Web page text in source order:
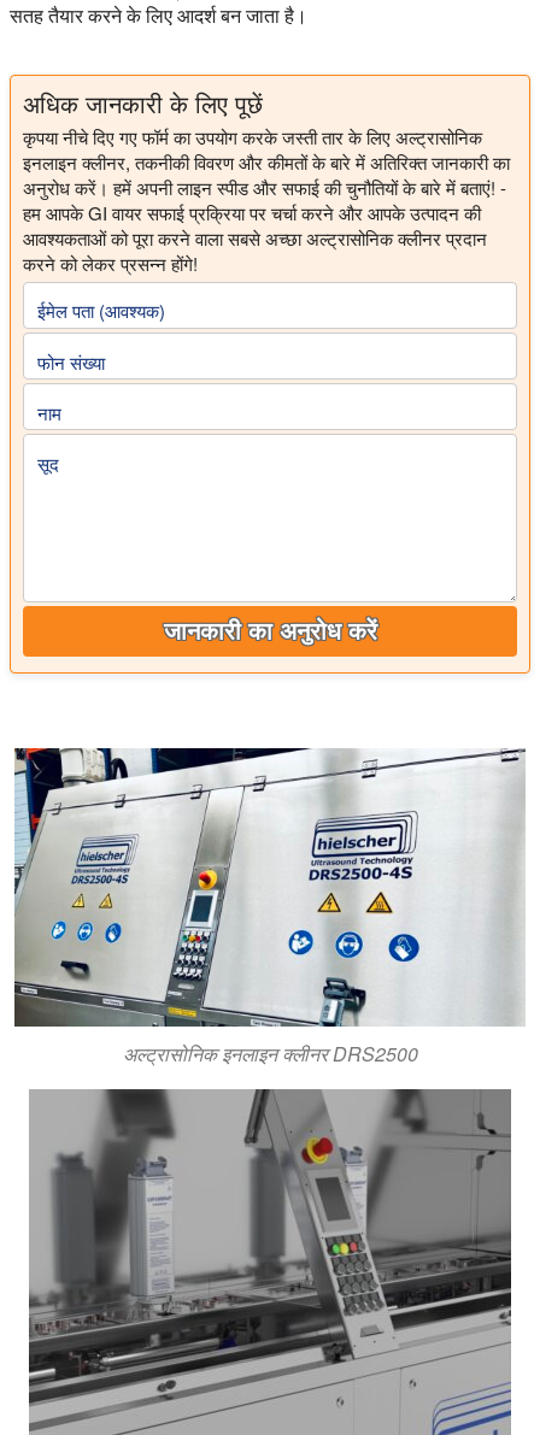
सतह तैयार करने के लिए आदर्श बन जाता है।
अधिक जानकारी के लिए पूछें
कृपया नीचे दिए गए फॉर्म का उपयोग करके जस्ती तार के लिए अल्ट्रासोनिक
इनलाइन क्लीनर, तकनीकी विवरण और कीमतों के बारे में अतिरिक्त जानकारी का
अनुरोध करें। हमें अपनी लाइन स्पीड और सफाई की चुनौतियों के बारे में बताएं! -
हम आपके GI वायर सफाई प्रक्रिया पर चर्चा करने और आपके उत्पादन की
आवश्यकताओं को पूरा करने वाला सबसे अच्छा अल्ट्रासोनिक क्लीनर प्रदान
करने को लेकर प्रसन्न होंगे!
ईमेल पता (आवश्यक)
फोन संख्या
नाम
सूद
जानकारी का अनुरोध करें
अल्ट्रासोनिक इनलाइन क्लीनर DRS2500